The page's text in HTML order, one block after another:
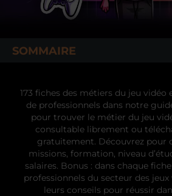
SOMMAIRE
173 fiches des métiers du jeu vidéo
de professionnels dans notre
pour trouver le métier du jeu
consultable librement ou
gratuitement. Découvrez pour
missions, formation, niveau
salaires. Bonus : dans chaque
professionnels du secteur des
leurs conseils pour réussir